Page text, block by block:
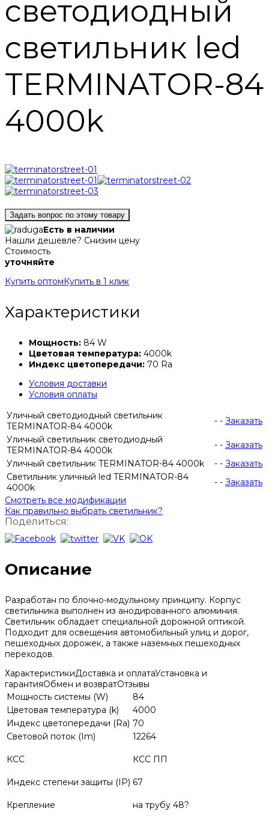
светодиодный
светильник led
TERMINATOR-84
4000k
Задать вопрос по этому товару
Есть в наличии
Нашли дешевле? Снизим цену
Стоимость
уточняйте
Купить оптом Купить в 1 клик
Характеристики
Мощность: 84 W
Цветовая температура: 4000k
Индекс цветопередачи: 70 Ra
Условия доставки
Условия оплаты
Уличный светодиодный светильник
TERMINATOR-84 4000k
- - Заказать
Уличный светильник светодиодный
TERMINATOR-84 4000k
- - Заказать
Уличный светильник TERMINATOR-84 4000k
- - Заказать
Светильник уличный led TERMINATOR-84
4000k
- - Заказать
Смотреть все модификации
Как правильно выбрать светильник?
Поделиться:
Описание
Разработан по блочно-модульному принципу. Корпус
светильника выполнен из анодированного алюминия.
Светильник обладает специальной дорожной оптикой.
Подходит для освещения автомобильный улиц и дорог,
пешеходных дорожек, а также наземных пешеходных
переходов.
ХарактеристикиДоставка и оплатаУстановка и
гарантияОбмен и возвратОтзывы
Мощность системы (W)
84
Цветовая температура (k)
4000
Индекс цветопередачи (Ra) 70
Световой поток (Im)
12264
КСС КСС ПП
Индекс степени защиты (IP) 67
Крепление на трубу 48?